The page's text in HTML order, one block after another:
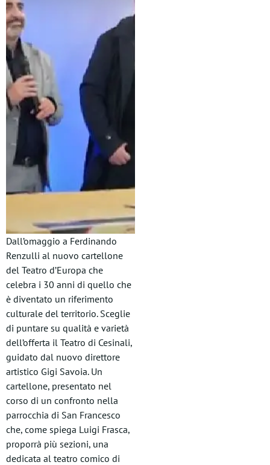
Dall’omaggio a Ferdinando
Renzulli al nuovo cartellone
del Teatro d’Europa che
celebra i 30 anni di quello che
è diventato un riferimento
culturale del territorio. Sceglie
di puntare su qualità e varietà
dell’offerta il Teatro di Cesinali,
guidato dal nuovo direttore
artistico Gigi Savoia. Un
cartellone, presentato nel
corso di un confronto nella
parrocchia di San Francesco
che, come spiega Luigi Frasca,
proporrà più sezioni, una
dedicata al teatro comico di